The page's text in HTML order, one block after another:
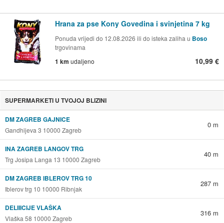
Hrana za pse Kony Govedina i svinjetina 7 kg
Ponuda vrijedi do 12.08.2026 ili do isteka zaliha u Boso
trgovinama
1 km udaljeno 10,99 €
SUPERMARKETI U TVOJOJ BLIZINI
DM ZAGREB GAJNICE
Gandhijeva 3 10000 Zagreb
0 m
INA ZAGREB LANGOV TRG
Trg Josipa Langa 13 10000 Zagreb
40 m
DM ZAGREB IBLEROV TRG 10
Iblerov trg 10 10000 Ribnjak
287 m
DELIIICIJE VLAŠKA
Vlaška 58 10000 Zagreb
316 m